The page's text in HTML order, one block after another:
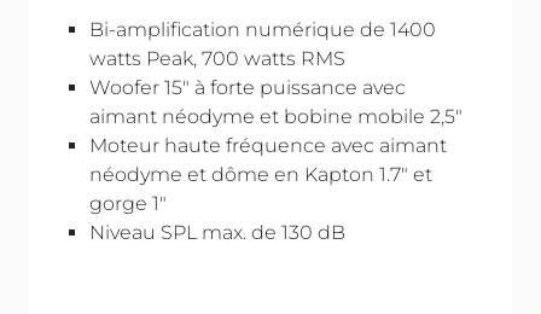
Bi-amplification numérique de 1400
watts Peak, 700 watts RMS
Woofer 15" à forte puissance avec
aimant néodyme et bobine mobile 2,5"
Moteur haute fréquence avec aimant
néodyme et dôme en Kapton 1.7" et
gorge 1"
Niveau SPL max. de 130 dB